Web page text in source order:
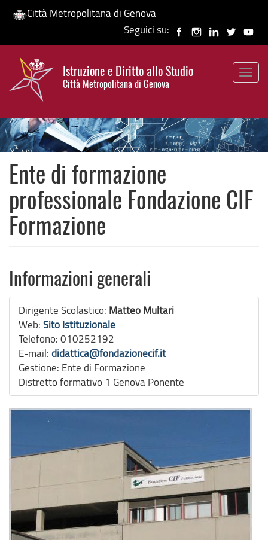
Salta
contenuto
principale
Città Metropolitana di Genova
Seguici su:
Istruzione e Diritto allo Studio
Città Metropolitana di Genova
HP banner
Ente di formazione
professionale Fondazione CIF
Formazione
Informazioni generali
Dirigente Scolastico: Matteo Multari
Web: Sito Istituzionale
Telefono: 010252192
E-mail: didattica@fondazionecif.it
Gestione: Ente di Formazione
Distretto formativo 1 Genova Ponente